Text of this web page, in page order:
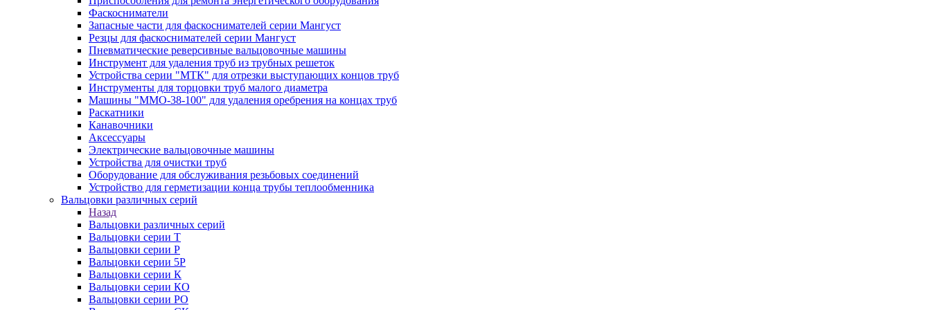
Фаскосниматели
Запасные части для фаскоснимателей серии Мангуст
Резцы для фаскоснимателей серии Мангуст
Пневматические реверсивные вальцовочные машины
Инструмент для удаления труб из трубных решеток
Устройства серии "МТК" для отрезки выступающих концов труб
Инструменты для торцовки труб малого диаметра
Машины "ММО-38-100" для удаления оребрения на концах труб
Раскатники
Канавочники
Аксессуары
Электрические вальцовочные машины
Устройства для очистки труб
Оборудование для обслуживания резьбовых соединений
Устройство для герметизации конца трубы теплообменника
Вальцовки различных серий
Назад
Вальцовки различных серий
Вальцовки серии Т
Вальцовки серии Р
Вальцовки серии 5Р
Вальцовки серии К
Вальцовки серии КО
Вальцовки серии РО